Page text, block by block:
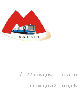
22 грудня на
пішохідний вихід